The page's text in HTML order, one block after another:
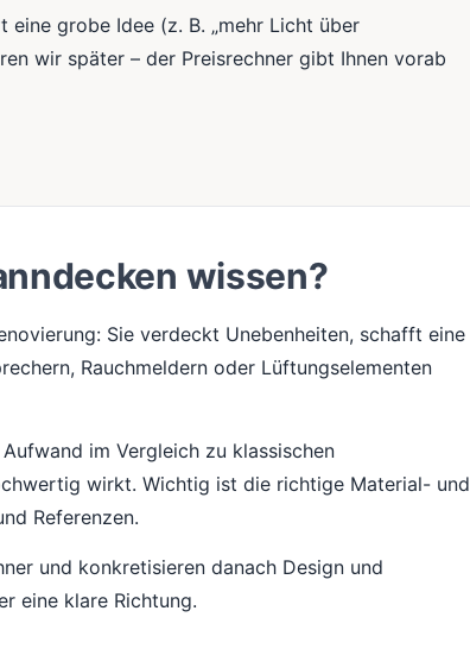
grobe Idee (z. B. „mehr Licht über
wir später – der Preisrechner gibt Ihnen vorab
wissen?
Sie verdeckt Unebenheiten, schafft eine
Rauchmeldern oder Lüftungselementen
im Vergleich zu klassischen
wirkt. Wichtig ist die richtige Material- und
Referenzen.
und konkretisieren danach Design und
eine klare Richtung.